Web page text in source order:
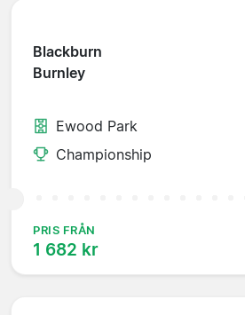
Blackburn
Burnley
Ewood Park
Championship
PRIS FRÅN
1 682 kr